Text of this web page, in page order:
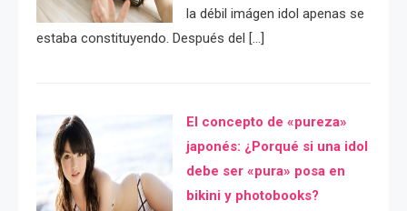
la débil imágen idol apenas se
estaba constituyendo. Después del […]
El concepto de «pureza»
japonés: ¿Porqué si una idol
debe ser «pura» posa en
bikini y photobooks?